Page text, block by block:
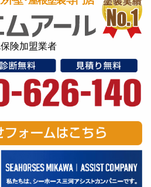
険加盟業者